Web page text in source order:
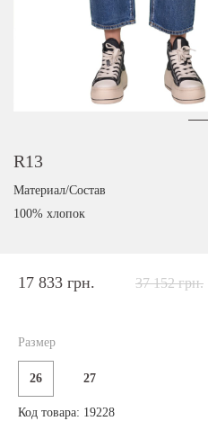
R13
Материал/Состав
100% хлопок
17 833 грн. 37 152 грн.
Размер
26 27
Код товара: 19228